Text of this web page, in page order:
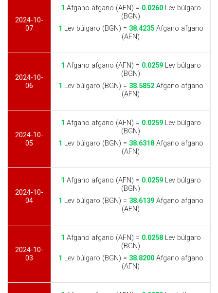
2024-10-
07
1 Afgano afgano (AFN) = 0.0260Lev búlgaro
(BGN)
1 Lev búlgaro (BGN) = 38.4235Afgano afgano
(AFN)
2024-10-
06
1 Afgano afgano (AFN) = 0.0259Lev búlgaro
(BGN)
1 Lev búlgaro (BGN) = 38.5852Afgano afgano
(AFN)
2024-10-
05
1 Afgano afgano (AFN) = 0.0259Lev búlgaro
(BGN)
1 Lev búlgaro (BGN) = 38.6318Afgano afgano
(AFN)
2024-10-
04
1 Afgano afgano (AFN) = 0.0259Lev búlgaro
(BGN)
1 Lev búlgaro (BGN) = 38.6139Afgano afgano
(AFN)
2024-10-
03
1 Afgano afgano (AFN) = 0.0258Lev búlgaro
(BGN)
1 Lev búlgaro (BGN) = 38.8200Afgano afgano
(AFN)